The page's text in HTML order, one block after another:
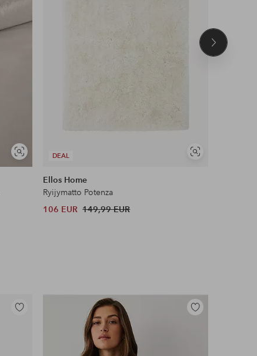
Näytä
samankaltaisia
DEAL
Näytä
Ellos Home
Ryijymatto Potenza
106 EUR 149,99 EUR
Seuraava
Lisää
Lisää